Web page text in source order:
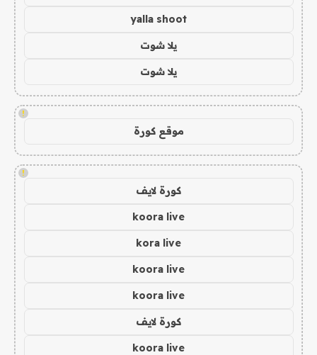
yalla shoot
يلا شوت
يلا شوت
!
موقع كورة
!
كورة لايف
koora live
kora live
koora live
koora live
كورة لايف
koora live